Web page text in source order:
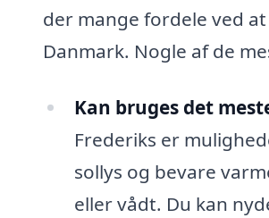
der mange fordele ved
Danmark. Nogle af de
Kan bruges det
Frederiks er
sollys og bevare
eller vådt. Du kan